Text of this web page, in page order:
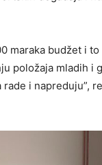
maraka budžet i
položaja mladih i
i napreduju”,